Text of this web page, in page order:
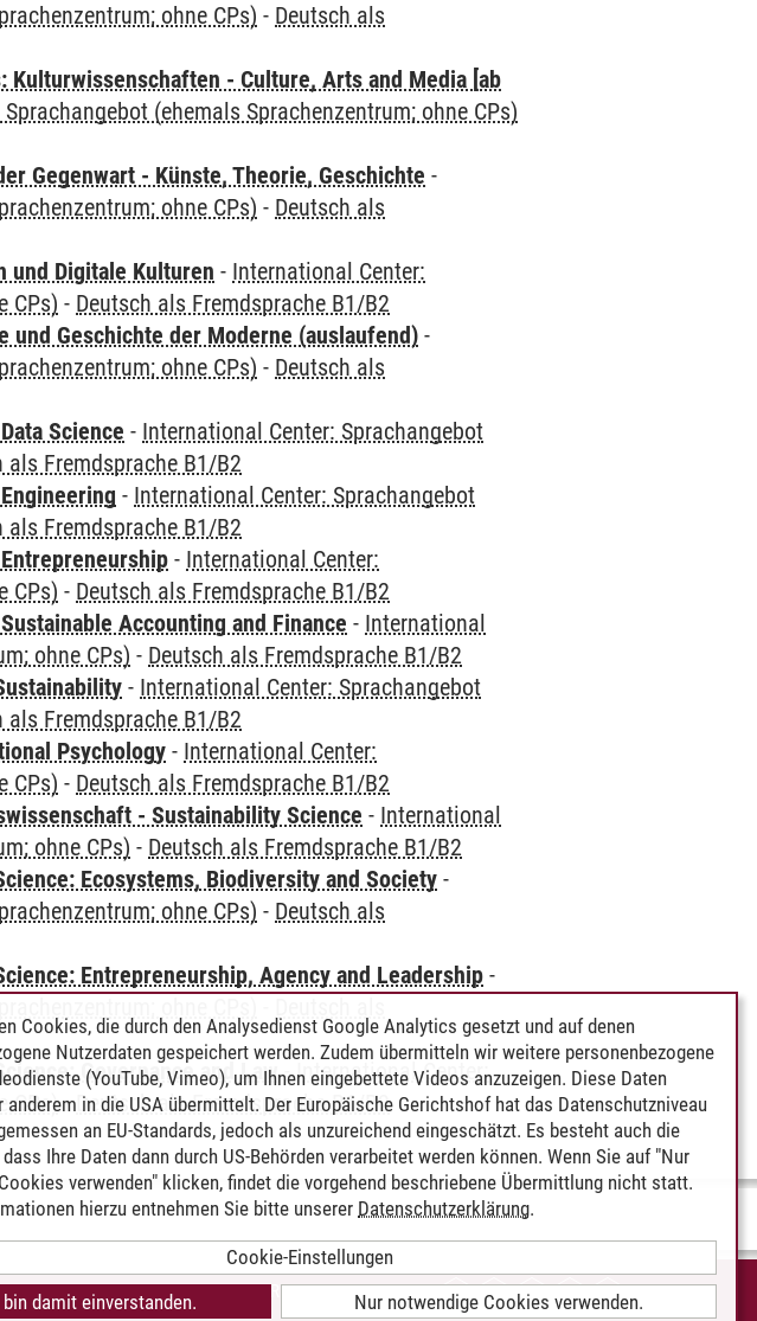
ohne CPs) - Deutsch als
- Culture, Arts and Media [ab
(ehemals Sprachenzentrum; ohne CPs)
Gegenwart - Künste, Theorie, Geschichte -
ohne CPs) - Deutsch als
und Digitale Kulturen - International Center:
CPs) - Deutsch als Fremdsprache B1/B2
Geschichte der Moderne (auslaufend) -
ohne CPs) - Deutsch als
Science - International Center: Sprachangebot
als Fremdsprache B1/B2
- International Center: Sprachangebot
als Fremdsprache B1/B2
- International Center:
CPs) - Deutsch als Fremdsprache B1/B2
Accounting and Finance - International
ohne CPs) - Deutsch als Fremdsprache B1/B2
- International Center: Sprachangebot
als Fremdsprache B1/B2
Psychology - International Center:
CPs) - Deutsch als Fremdsprache B1/B2
- Sustainability Science - International
ohne CPs) - Deutsch als Fremdsprache B1/B2
Ecosystems, Biodiversity and Society -
ohne CPs) - Deutsch als
Entrepreneurship, Agency and Leadership -
ohne CPs)
Governance and Law-International Center:
CPs)- Deutsch als Fremdsprache B1/B2
DATENSCHUTZ
BARRIEREFREIHEIT
Cookies, die durch den Analysedienst Google Analytics gesetzt und auf denen
Nutzerdaten gespeichert werden. Zudem übermitteln wir weitere personenbezogene
(YouTube, Vimeo), um Ihnen eingebettete Videos anzuzeigen. Diese Daten
anderem in die USA übermittelt. Der Europäische Gerichtshof hat das Datenschutzniveau
an EU-Standards, jedoch als unzureichend eingeschätzt. Es besteht auch die
Ihre Daten dann durch US-Behörden verarbeitet werden können. Wenn Sie auf "Nur
verwenden" klicken, findet die vorgehend beschriebene Übermittlung nicht statt.
hierzu entnehmen Sie bitte unserer Datenschutzerklärung.
Cookie-Einstellungen
Nur notwendige Cookies verwenden.
bin damit einverstanden.